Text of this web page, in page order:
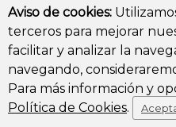
© Copyright 2026
Aviso legal y Política de
Aviso de cookies:
terceros para mejorar
facilitar y analizar la
navegando,
Para más información y
Política de Cookies.